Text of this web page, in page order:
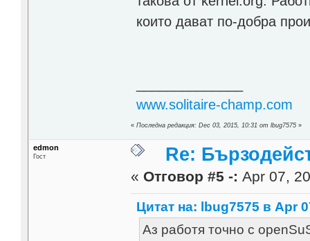
които дават по-добра
www.solitaire-champ.com
«Последна редакция: Dec 03, 2015, 10:31 от lbug7575 »
edmon
Гост Re:
« Отговор #5 -: Apr 07,
Цитат на: lbug7575 в Apr
Аз работя точно с